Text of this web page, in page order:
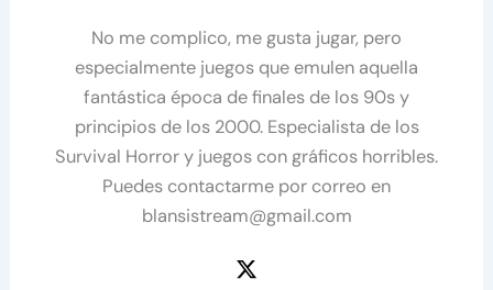
No me complico, me gusta jugar, pero
especialmente juegos que emulen aquella
fantástica época de finales de los 90s y
principios de los 2000. Especialista de los
Survival Horror y juegos con gráficos horribles.
Puedes contactarme por correo en
blansistream@gmail.com